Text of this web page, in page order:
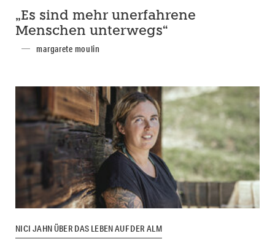
„Es sind mehr unerfahrene
Menschen unterwegs“
margarete moulin
NICI JAHN ÜBER DAS LEBEN AUF DER ALM